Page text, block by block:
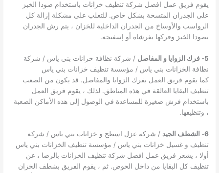
يقوم فريق عمل افضل شركة تنظيف خزانات باستخدام صودا الخبز
على الجدران المتسخة بشكل خاص. للتغلب على مشكلة إزالة كل
الرواسب والأوساخ من الجدران الداخلية للخزان ، يتم رش الجدران
بصودا الخبز وفركها بفرشاة أو إسفنجة.
5- فرك الزوايا و المفاصل
/ شركة نظافة خزانات بني ياس / شركة
نظافة الخزانات بني ياس / مؤسسة تنظيف خزانات بني ياس
كما يقوم فريق العمل بفرك الزوايا والمفاصل. قد يكون من الصعب
تنظيف البقايا العالقة في هذه المناطق. لذلك ، يقوم فريق العمل
باستخدام فرش صغيرة للمساعدة في الوصول إلى هذه الأماكن الصعبة
، وتنظيفها.
6- الشطف الجيد
/ شركة عزل اسطح و خزانات بني ياس / شركة
تنظيف و غسيل خزانات بني ياس / مؤسسة تنظيف الخزانات بني ياس
أولا ، يشعر فريق عمل افضل شركة تنظيف الخزانات بالرضا ، عن
تنظيف كل البقايا من داخل الحوض. ثم ، يقوم الفريق بشطف الخزان